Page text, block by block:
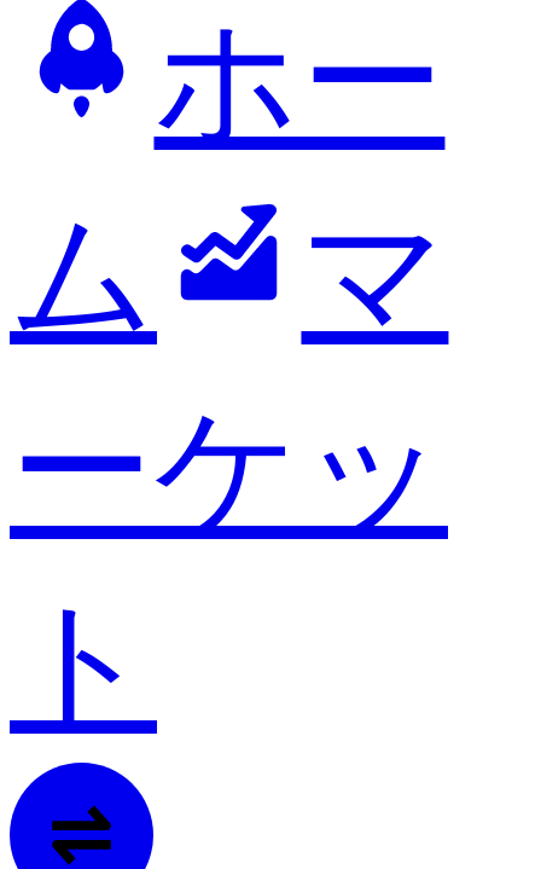
ホー
ム
マ
ーケッ
ト